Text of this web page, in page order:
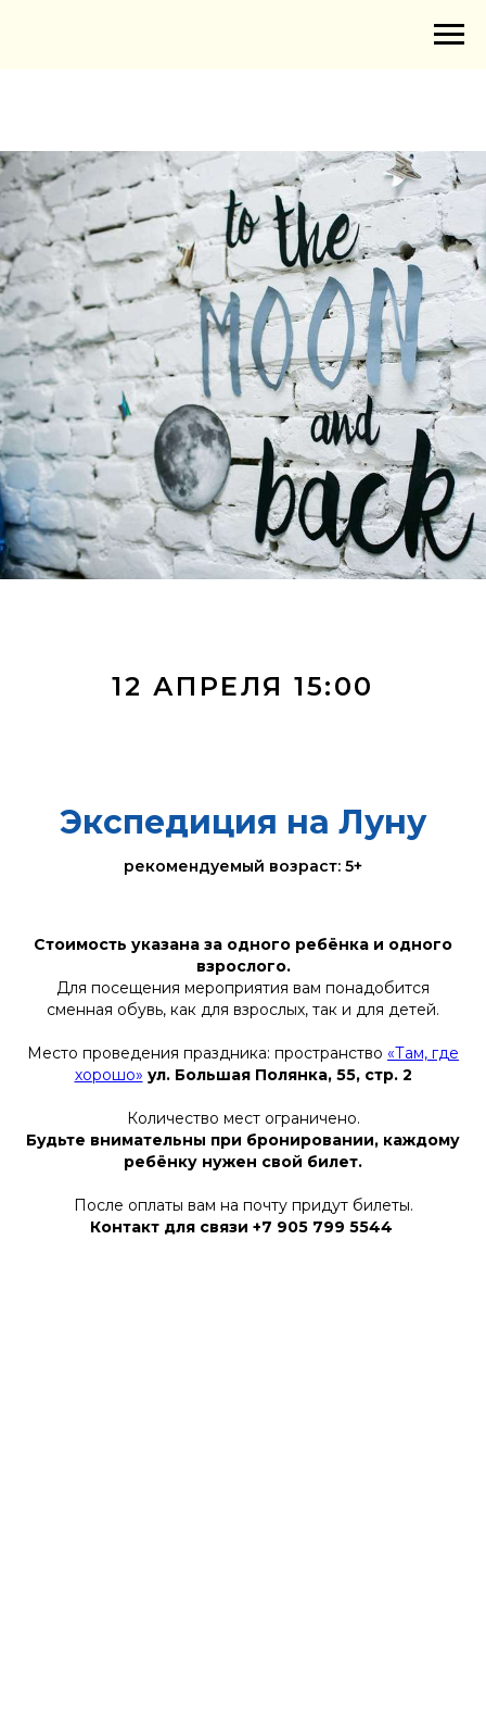
12 АПРЕЛЯ 15:00
Экспедиция на Луну
рекомендуемый возраст: 5+
Стоимость указана за одного ребёнка и одного
взрослого.
Для посещения мероприятия вам понадобится
сменная обувь, как для взрослых, так и для детей.
Место проведения праздника: пространство «Там, где
хорошо» ул. Большая Полянка, 55, стр. 2
Количество мест ограничено.
Будьте внимательны при бронировании, каждому
ребёнку нужен свой билет.
После оплаты вам на почту придут билеты.
Контакт для связи +7 905 799 5544